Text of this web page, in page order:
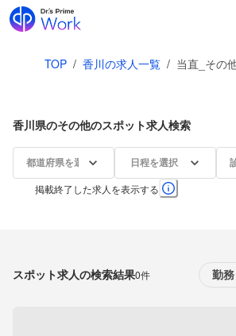
TOP / 香川の求人一覧 / 当直_その
香川県のその他のスポット求人検索
都道府県を選択 日程を選択
掲載終了した求人を表示する
スポット求人の検索結果0件 勤